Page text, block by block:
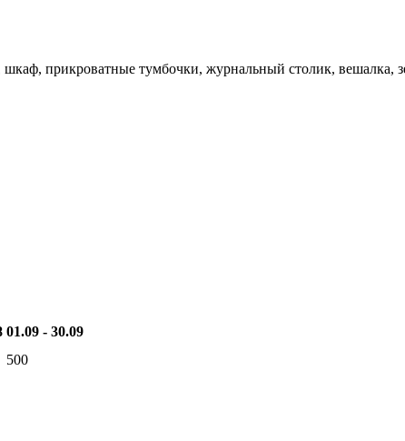
шкаф, прикроватные тумбочки, журнальный столик, вешалка,
01.09 - 30.09
500